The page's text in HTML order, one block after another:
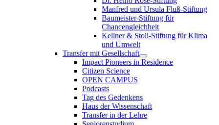
Manfred und Ursula Fluß-Stiftung
Baumeister-Stiftung für
Chancengleichheit
Kellner & Stoll-Stiftung für Klima
und Umwelt
Transfer mit Gesellschaft
Impact Pioneers in Residence
Citizen Science
OPEN CAMPUS
Podcasts
Tag des Gedenkens
Haus der Wissenschaft
Transfer in der Lehre